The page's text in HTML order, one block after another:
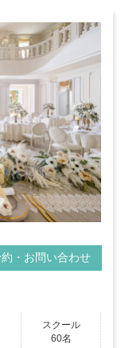
・お問い合わせ
スクール
60名